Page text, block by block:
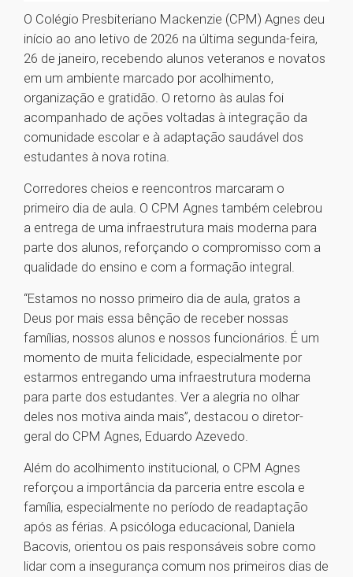
O Colégio Presbiteriano Mackenzie (CPM) Agnes deu
início ao ano letivo de 2026 na última segunda-feira,
26 de janeiro, recebendo alunos veteranos e novatos
em um ambiente marcado por acolhimento,
organização e gratidão. O retorno às aulas foi
acompanhado de ações voltadas à integração da
comunidade escolar e à adaptação saudável dos
estudantes à nova rotina.
Corredores cheios e reencontros marcaram o
primeiro dia de aula. O CPM Agnes também celebrou
a entrega de uma infraestrutura mais moderna para
parte dos alunos, reforçando o compromisso com a
qualidade do ensino e com a formação integral.
“Estamos no nosso primeiro dia de aula, gratos a
Deus por mais essa bênção de receber nossas
famílias, nossos alunos e nossos funcionários. É um
momento de muita felicidade, especialmente por
estarmos entregando uma infraestrutura moderna
para parte dos estudantes. Ver a alegria no olhar
deles nos motiva ainda mais”, destacou o diretor-
geral do CPM Agnes, Eduardo Azevedo.
Além do acolhimento institucional, o CPM Agnes
reforçou a importância da parceria entre escola e
família, especialmente no período de readaptação
após as férias. A psicóloga educacional, Daniela
Bacovis, orientou os pais responsáveis sobre como
lidar com a insegurança comum nos primeiros dias de